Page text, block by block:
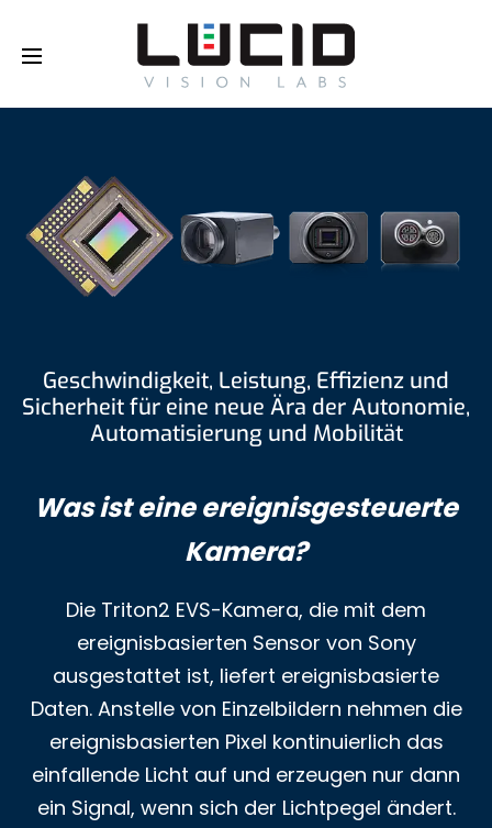
Geschwindigkeit, Leistung, Effizienz und
Sicherheit für eine neue Ära der Autonomie,
Automatisierung und Mobilität
Was ist eine ereignisgesteuerte
Kamera?
Die Triton2 EVS-Kamera, die mit dem
ereignisbasierten Sensor von Sony
ausgestattet ist, liefert ereignisbasierte
Daten. Anstelle von Einzelbildern nehmen die
ereignisbasierten Pixel kontinuierlich das
einfallende Licht auf und erzeugen nur dann
ein Signal, wenn sich der Lichtpegel ändert.
e
l e